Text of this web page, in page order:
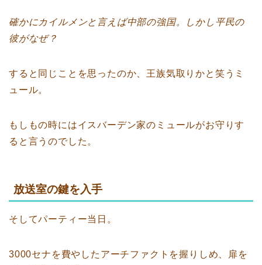
確かにカイルメンと言えば中部の強国。しかし平民の
彼がなぜ？
すると同じことを思ったのか、王族気取りかと笑うミ
ュール。
もしもの時にはイスバーデン家のミュールがお守りす
ると言うのでした。
放送室の鍵を入手
そしてパーティー当日。
3000セナを費やしたアーチファクトを握りしめ、扉を